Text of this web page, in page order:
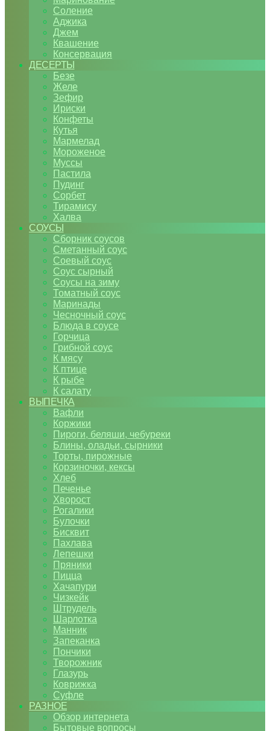
Соление
Аджика
Джем
Квашение
Консервация
ДЕСЕРТЫ
Безе
Желе
Зефир
Ириски
Конфеты
Кутья
Мармелад
Мороженое
Муссы
Пастила
Пудинг
Сорбет
Тирамису
Халва
СОУСЫ
Сборник соусов
Сметанный соус
Соевый соус
Соус сырный
Соусы на зиму
Томатный соус
Маринады
Чесночный соус
Блюда в соусе
Горчица
Грибной соус
К мясу
К птице
К рыбе
К салату
ВЫПЕЧКА
Вафли
Коржики
Пироги, беляши, чебуреки
Блины, оладьи, сырники
Торты, пирожные
Корзиночки, кексы
Хлеб
Печенье
Хворост
Рогалики
Булочки
Бисквит
Пахлава
Лепешки
Пряники
Пицца
Хачапури
Чизкейк
Штрудель
Шарлотка
Манник
Запеканка
Пончики
Творожник
Глазурь
Коврижка
Суфле
РАЗНОЕ
Обзор интернета
Бытовые вопросы